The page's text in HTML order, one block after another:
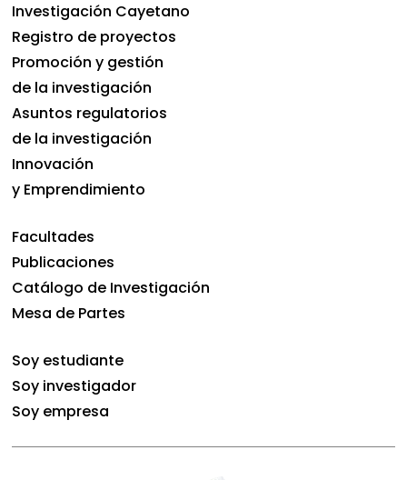
Investigación Cayetano
Registro de proyectos
Promoción y gestión
de la investigación
Asuntos regulatorios
de la investigación
Innovación
y Emprendimiento
Facultades
Publicaciones
Catálogo de Investigación
Mesa de Partes
Soy estudiante
Soy investigador
Soy empresa